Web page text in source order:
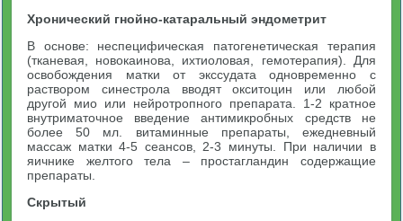
Хронический гнойно-катаральный эндометрит
В основе: неспецифическая патогенетическая терапия
(тканевая, новокаинова, ихтиоловая, гемотерапия). Для
освобождения матки от экссудата одновременно с
раствором синестрола вводят окситоцин или любой
другой мио или нейротропного препарата. 1-2 кратное
внутриматочное введение антимикробных средств не
более 50 мл. витаминные препараты, ежедневный
массаж матки 4-5 сеансов, 2-3 минуты. При наличии в
яичнике желтого тела – простагландин содержащие
препараты.
Скрытый